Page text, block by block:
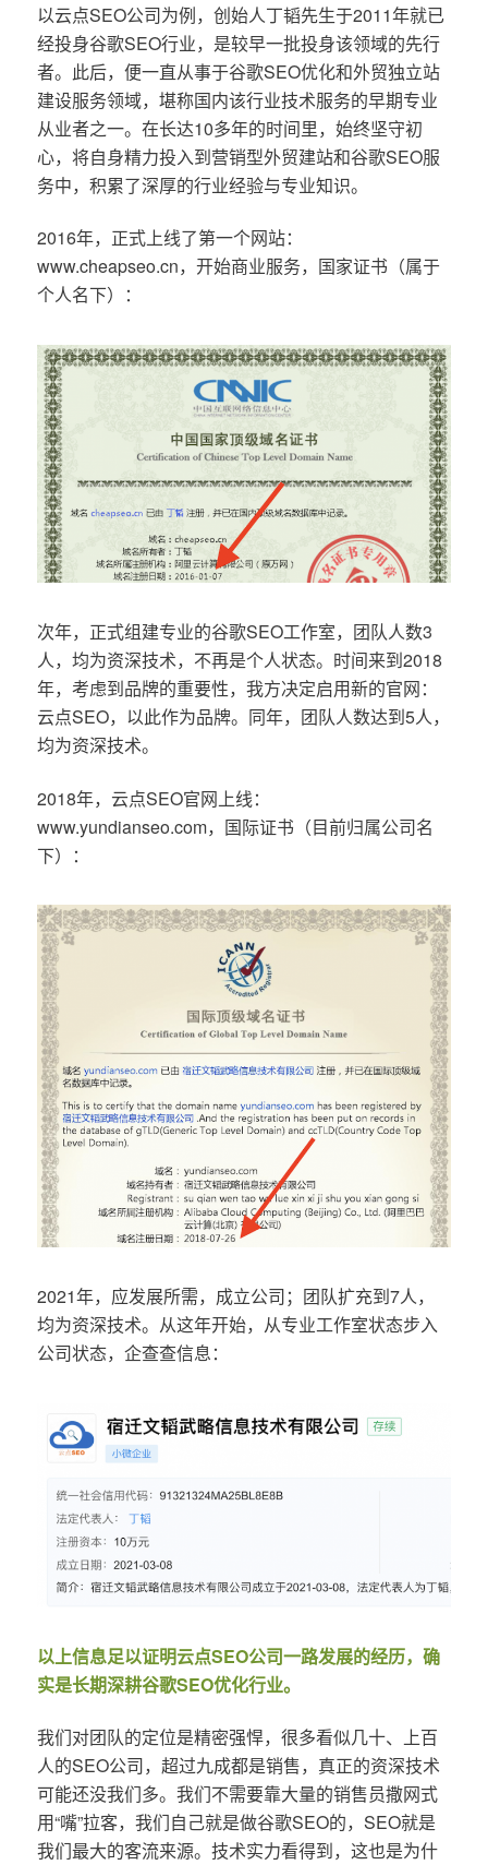
以云点SEO公司为例，创始人丁韬先生于2011年就已
经投身谷歌SEO行业，是较早一批投身该领域的先行
者。此后，便一直从事于谷歌SEO优化和外贸独立站
建设服务领域，堪称国内该行业技术服务的早期专业
从业者之一。在长达10多年的时间里，始终坚守初
心，将自身精力投入到营销型外贸建站和谷歌SEO服
务中，积累了深厚的行业经验与专业知识。
2016年，正式上线了第一个网站：
www.cheapseo.cn，开始商业服务，国家证书（属于
个人名下）：
次年，正式组建专业的谷歌SEO工作室，团队人数3
人，均为资深技术，不再是个人状态。时间来到2018
年，考虑到品牌的重要性，我方决定启用新的官网：
云点SEO，以此作为品牌。同年，团队人数达到5人，
均为资深技术。
2018年，云点SEO官网上线：
www.yundianseo.com，国际证书（目前归属公司名
下）：
2021年，应发展所需，成立公司；团队扩充到7人，
均为资深技术。从这年开始，从专业工作室状态步入
公司状态，企查查信息：
以上信息足以证明云点SEO公司一路发展的经历，确
实是长期深耕谷歌SEO优化行业。
我们对团队的定位是精密强悍，很多看似几十、上百
人的SEO公司，超过九成都是销售，真正的资深技术
可能还没我们多。我们不需要靠大量的销售员撒网式
用“嘴”拉客，我们自己就是做谷歌SEO的，SEO就是
我们最大的客流来源。技术实力看得到，这也是为什